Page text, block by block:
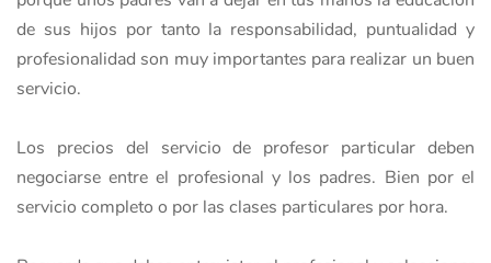
de sus hijos por tanto la responsabilidad, puntualidad y
profesionalidad son muy importantes para realizar un buen
servicio.
Los precios del servicio de profesor particular deben
negociarse entre el profesional y los padres. Bien por el
servicio completo o por las clases particulares por hora.